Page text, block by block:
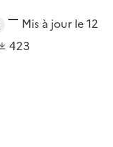
Mis à jour le 12
423